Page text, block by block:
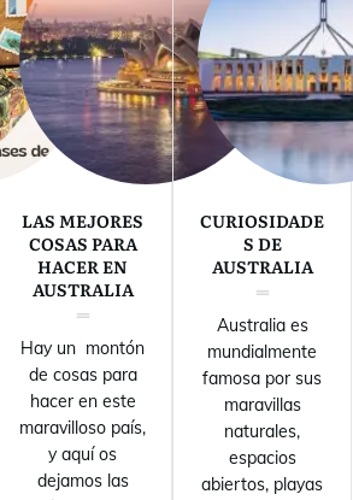
LAS MEJORES
COSAS PARA
HACER EN
AUSTRALIA
Hay un montón
de cosas para
hacer en este
maravilloso país,
y aquí os
dejamos las
CURIOSIDADE
S DE
AUSTRALIA
Australia es
mundialmente
famosa por sus
maravillas
naturales,
espacios
abiertos, playas